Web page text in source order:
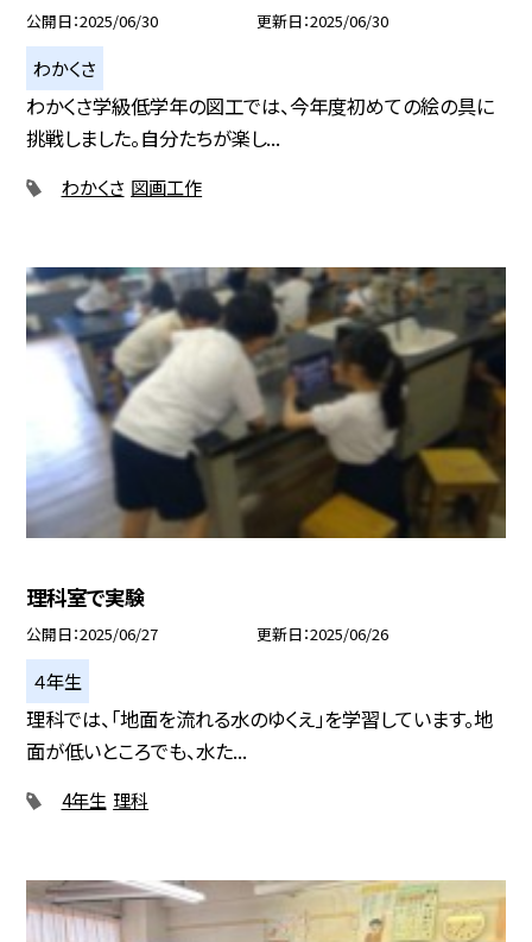
公開日 2025/06/30 更新日 2025/06/30
わかくさ
わかくさ学級低学年の図工では、今年度初めての絵の具に
挑戦しました。自分たちが楽し...
わかくさ 図画工作
理科室で実験
公開日 2025/06/27 更新日 2025/06/26
４年生
理科では、「地面を流れる水のゆくえ」を学習しています。地
面が低いところでも、水た...
4年生 理科